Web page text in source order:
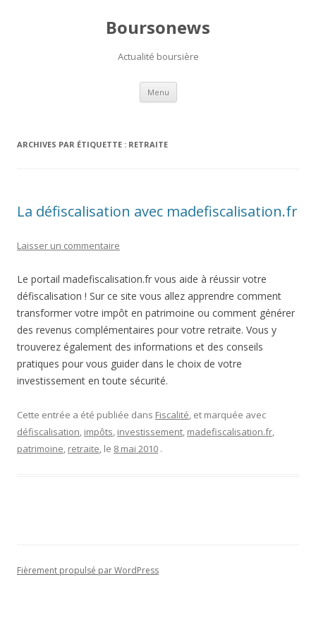
Boursonews
Actualité boursière
Menu Aller
contenu
ARCHIVES PAR ÉTIQUETTE : RETRAITE
La défiscalisation avec madefiscalisation.fr
Laisser un commentaire
Le portail madefiscalisation.fr vous aide à réussir votre
défiscalisation ! Sur ce site vous allez apprendre comment
transformer votre impôt en patrimoine ou comment générer
des revenus complémentaires pour votre retraite. Vous y
trouverez également des informations et des conseils
pratiques pour vous guider dans le choix de votre
investissement en toute sécurité.
Cette entrée a été publiée dans Fiscalité, et marquée avec
défiscalisation, impôts, investissement, madefiscalisation.fr,
patrimoine, retraite, le 8 mai 2010 .
Fièrement propulsé par WordPress